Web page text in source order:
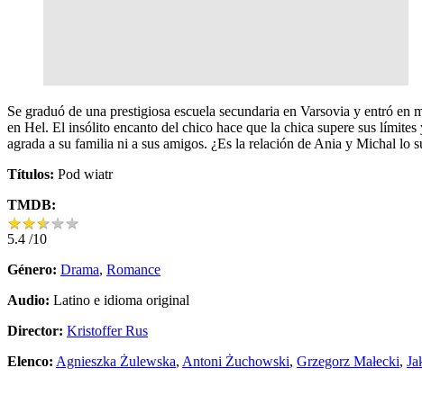
Se graduó de una prestigiosa escuela secundaria en Varsovia y entró
en Hel. El insólito encanto del chico hace que la chica supere sus
agrada a su familia ni a sus amigos. ¿Es la relación de Ania y Michal lo
Títulos: Pod wiatr
TMDB:
★★★★★
★★★★★
5.4 /10
Género: Drama, Romance
Audio: Latino e idioma original
Director: Kristoffer Rus
Elenco: Agnieszka Żulewska, Antoni Żuchowski, Grzegorz Małecki,